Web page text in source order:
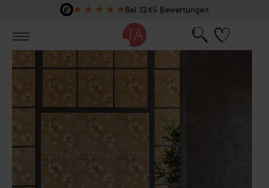
Zum Hauptinhalt springen
★ ★ ★ ★ ★Bei 1245 Bewertungen